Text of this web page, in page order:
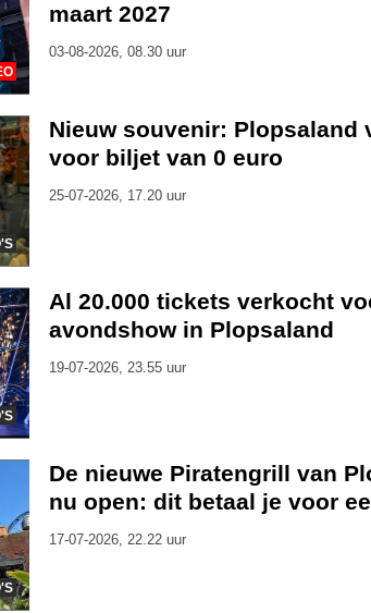
maart 2027
03-08-2026, 08.30 uur
Nieuw souvenir: Plopsaland
voor biljet van 0 euro
25-07-2026, 17.20 uur
Al 20.000 tickets verkocht
avondshow in Plopsaland
19-07-2026, 23.55 uur
De nieuwe Piratengrill van
nu open: dit betaal je voor
17-07-2026, 22.22 uur